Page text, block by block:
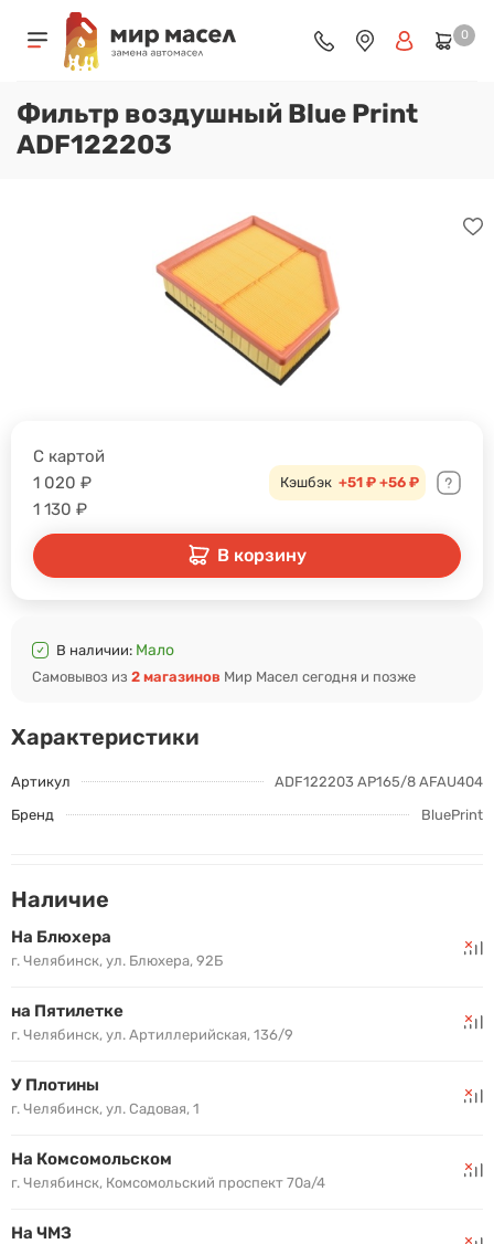
0
Фильтр воздушный Blue Print
ADF122203
Характеристики
Артикул
ADF122203 AP165/8 AFAU404
Бренд
BluePrint
С картой
1 020 ₽
1 130 ₽
Кэшбэк +51 ₽ +56 ₽
В корзину
В наличии: Мало
Самовывоз из 2 магазинов Мир Масел сегодня и позже
Наличие
На Блюхера
г. Челябинск, ул. Блюхера, 92Б
на Пятилетке
г. Челябинск, ул. Артиллерийская, 136/9
У Плотины
г. Челябинск, ул. Садовая, 1
На Комсомольском
г. Челябинск, Комсомольский проспект 70а/4
На ЧМЗ